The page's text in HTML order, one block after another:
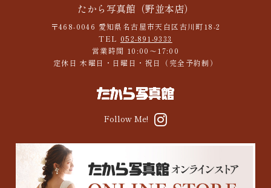
Follow Me!
たから写真館（野並本店）
〒468-0046 愛知県名古屋市天白区古川町18-2
TEL 052-891-9333
営業時間 10:00～17:00
定休日 木曜日・日曜日・祝日（完全予約制）